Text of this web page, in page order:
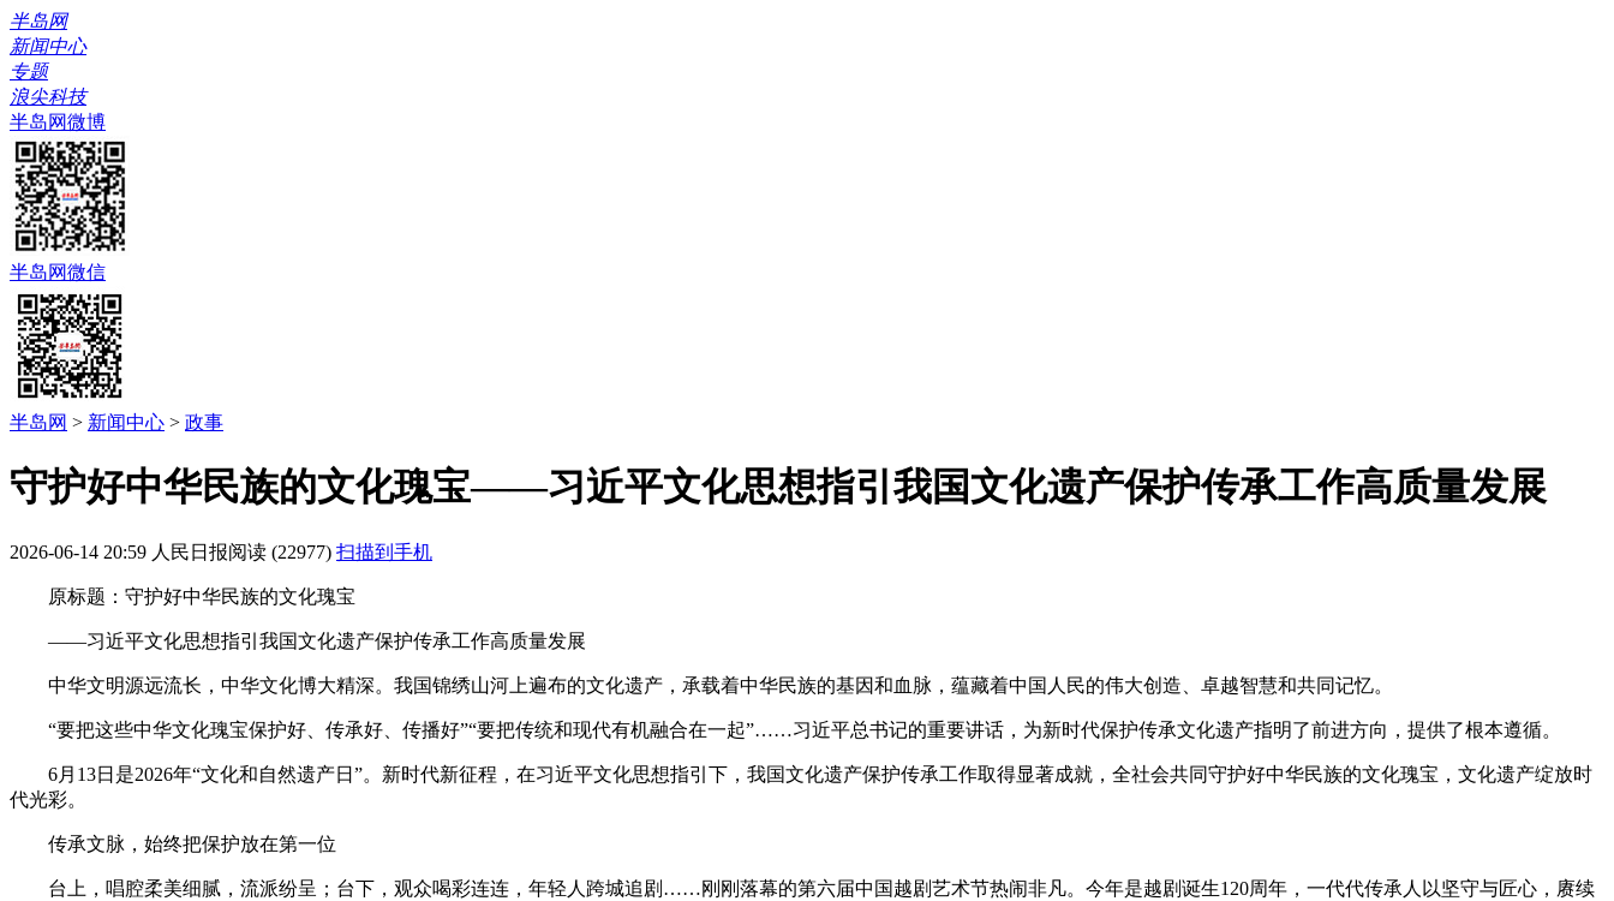
半岛网
新闻中心
专题
浪尖科技
半岛网微博
半岛网微信
半岛网 > 新闻中心 > 政事
守护好中华民族的文化瑰宝——习近平文化思想指引我国文化遗产保护传承工作高质量发展
2026-06-14 20:59 人民日报阅读 (22977) 扫描到手机
原标题：守护好中华民族的文化瑰宝
——习近平文化思想指引我国文化遗产保护传承工作高质量发展
中华文明源远流长，中华文化博大精深。我国锦绣山河上遍布的文化遗产，承载着中华民族的基因和血脉，蕴藏着中国人民的伟大创造、卓越智慧和共同记忆。
“要把这些中华文化瑰宝保护好、传承好、传播好”“要把传统和现代有机融合在一起”……习近平总书记的重要讲话，为新时代保护传承文化遗产指明了前进方向，提供了根本遵循。
6月13日是2026年“文化和自然遗产日”。新时代新征程，在习近平文化思想指引下，我国文化遗产保护传承工作取得显著成就，全社会共同守护好中华民族的文化瑰宝，文化遗产绽放时
代光彩。
传承文脉，始终把保护放在第一位
台上，唱腔柔美细腻，流派纷呈；台下，观众喝彩连连，年轻人跨城追剧……刚刚落幕的第六届中国越剧艺术节热闹非凡。今年是越剧诞生120周年，一代代传承人以坚守与匠心，赓续